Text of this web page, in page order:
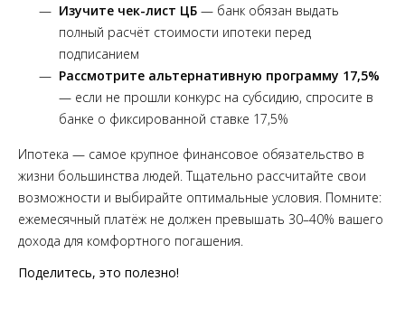
Изучите чек-лист ЦБ — банк обязан выдать
полный расчёт стоимости ипотеки перед
подписанием
Рассмотрите альтернативную программу 17,5%
— если не прошли конкурс на субсидию, спросите в
банке о фиксированной ставке 17,5%
Ипотека — самое крупное финансовое обязательство в
жизни большинства людей. Тщательно рассчитайте свои
возможности и выбирайте оптимальные условия. Помните:
ежемесячный платёж не должен превышать 30–40% вашего
дохода для комфортного погашения.
Поделитесь, это полезно!